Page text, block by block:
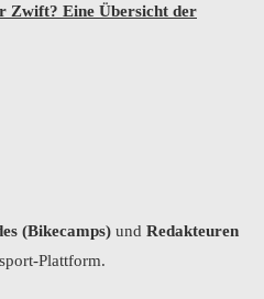
Zwift? Eine Übersicht der
(Bikecamps) und Redakteuren
Plattform.